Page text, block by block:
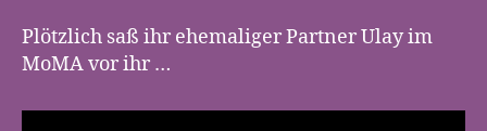
Plötzlich saß ihr ehemaliger Partner Ulay im
MoMA vor ihr …